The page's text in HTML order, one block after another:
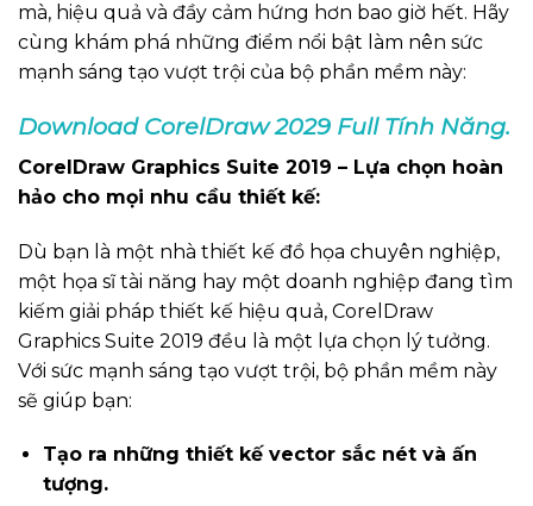
mà, hiệu quả và đầy cảm hứng hơn bao giờ hết. Hãy
cùng khám phá những điểm nổi bật làm nên sức
mạnh sáng tạo vượt trội của bộ phần mềm này:
Download CorelDraw 2029 Full Tính Năng.
CorelDraw Graphics Suite 2019 – Lựa chọn hoàn
hảo cho mọi nhu cầu thiết kế:
Dù bạn là một nhà thiết kế đồ họa chuyên nghiệp,
một họa sĩ tài năng hay một doanh nghiệp đang tìm
kiếm giải pháp thiết kế hiệu quả, CorelDraw
Graphics Suite 2019 đều là một lựa chọn lý tưởng.
Với sức mạnh sáng tạo vượt trội, bộ phần mềm này
sẽ giúp bạn:
Tạo ra những thiết kế vector sắc nét và ấn
tượng.